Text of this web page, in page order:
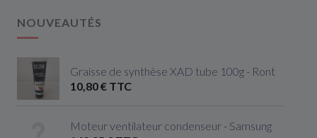
NOUVEAUTÉS
Graisse de synthèse XAD tube 100g - Ront
10,80 € TTC
Moteur ventilateur condenseur - Samsung